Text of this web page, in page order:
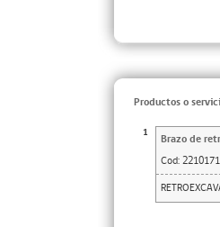
Productos o
1
Brazo de
Cod: